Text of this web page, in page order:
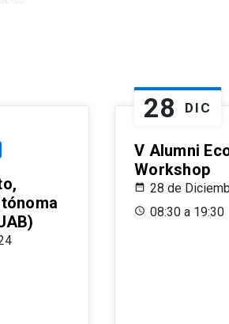
28 DIC
V Alumni
Workshop
28 de
08:30 a 19:30